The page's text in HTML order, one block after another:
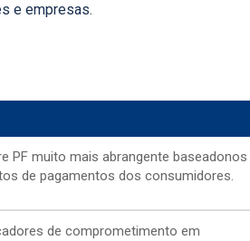
e empresas.
PF muito mais abrangente baseadonos
de pagamentos dos consumidores.
de comprometimento em